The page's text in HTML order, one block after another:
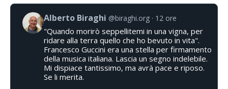
Alberto Biraghi @biraghi.org 12 ore
"Quando morirò seppellitemi in una vigna, per
ridare alla terra quello che ho bevuto in vita".
Francesco Guccini era una stella per firmamento
della musica italiana. Lascia un segno indelebile.
Mi dispiace tantissimo, ma avrà pace e riposo.
Se li merita.